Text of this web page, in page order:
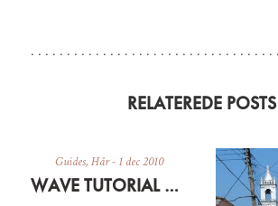
RELATEREDE POSTS
Guides,Hår- 1 dec 2010
WAVE TUTORIAL A.K.A VERDENS LÆNGSTE V-LOG… NÆSTEN…